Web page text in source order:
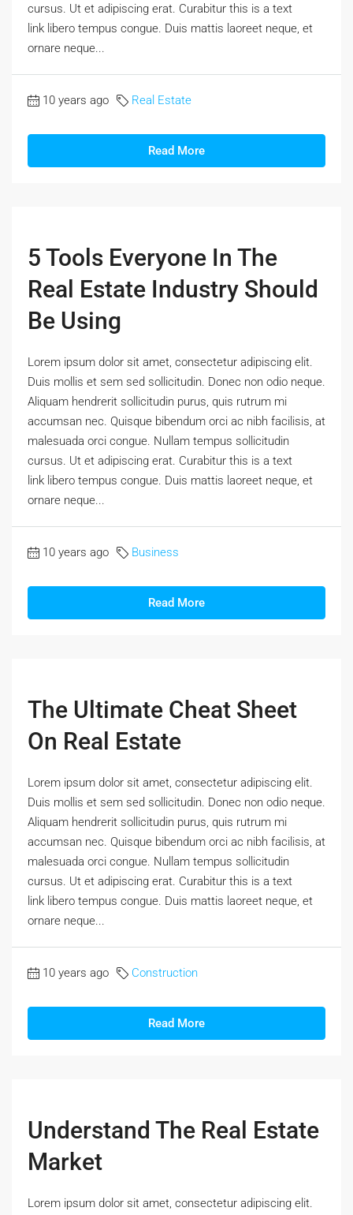
cursus. Ut et adipiscing erat. Curabitur this is a text
link libero tempus congue. Duis mattis laoreet neque, et
ornare neque...
10 years ago Real Estate
Read More
5 Tools Everyone In The
Real Estate Industry Should
Be Using
Lorem ipsum dolor sit amet, consectetur adipiscing elit.
Duis mollis et sem sed sollicitudin. Donec non odio neque.
Aliquam hendrerit sollicitudin purus, quis rutrum mi
accumsan nec. Quisque bibendum orci ac nibh facilisis, at
malesuada orci congue. Nullam tempus sollicitudin
cursus. Ut et adipiscing erat. Curabitur this is a text
link libero tempus congue. Duis mattis laoreet neque, et
ornare neque...
10 years ago Business
Read More
The Ultimate Cheat Sheet
On Real Estate
Lorem ipsum dolor sit amet, consectetur adipiscing elit.
Duis mollis et sem sed sollicitudin. Donec non odio neque.
Aliquam hendrerit sollicitudin purus, quis rutrum mi
accumsan nec. Quisque bibendum orci ac nibh facilisis, at
malesuada orci congue. Nullam tempus sollicitudin
cursus. Ut et adipiscing erat. Curabitur this is a text
link libero tempus congue. Duis mattis laoreet neque, et
ornare neque...
10 years ago Construction
Read More
Understand The Real Estate
Market
Lorem ipsum dolor sit amet, consectetur adipiscing elit.